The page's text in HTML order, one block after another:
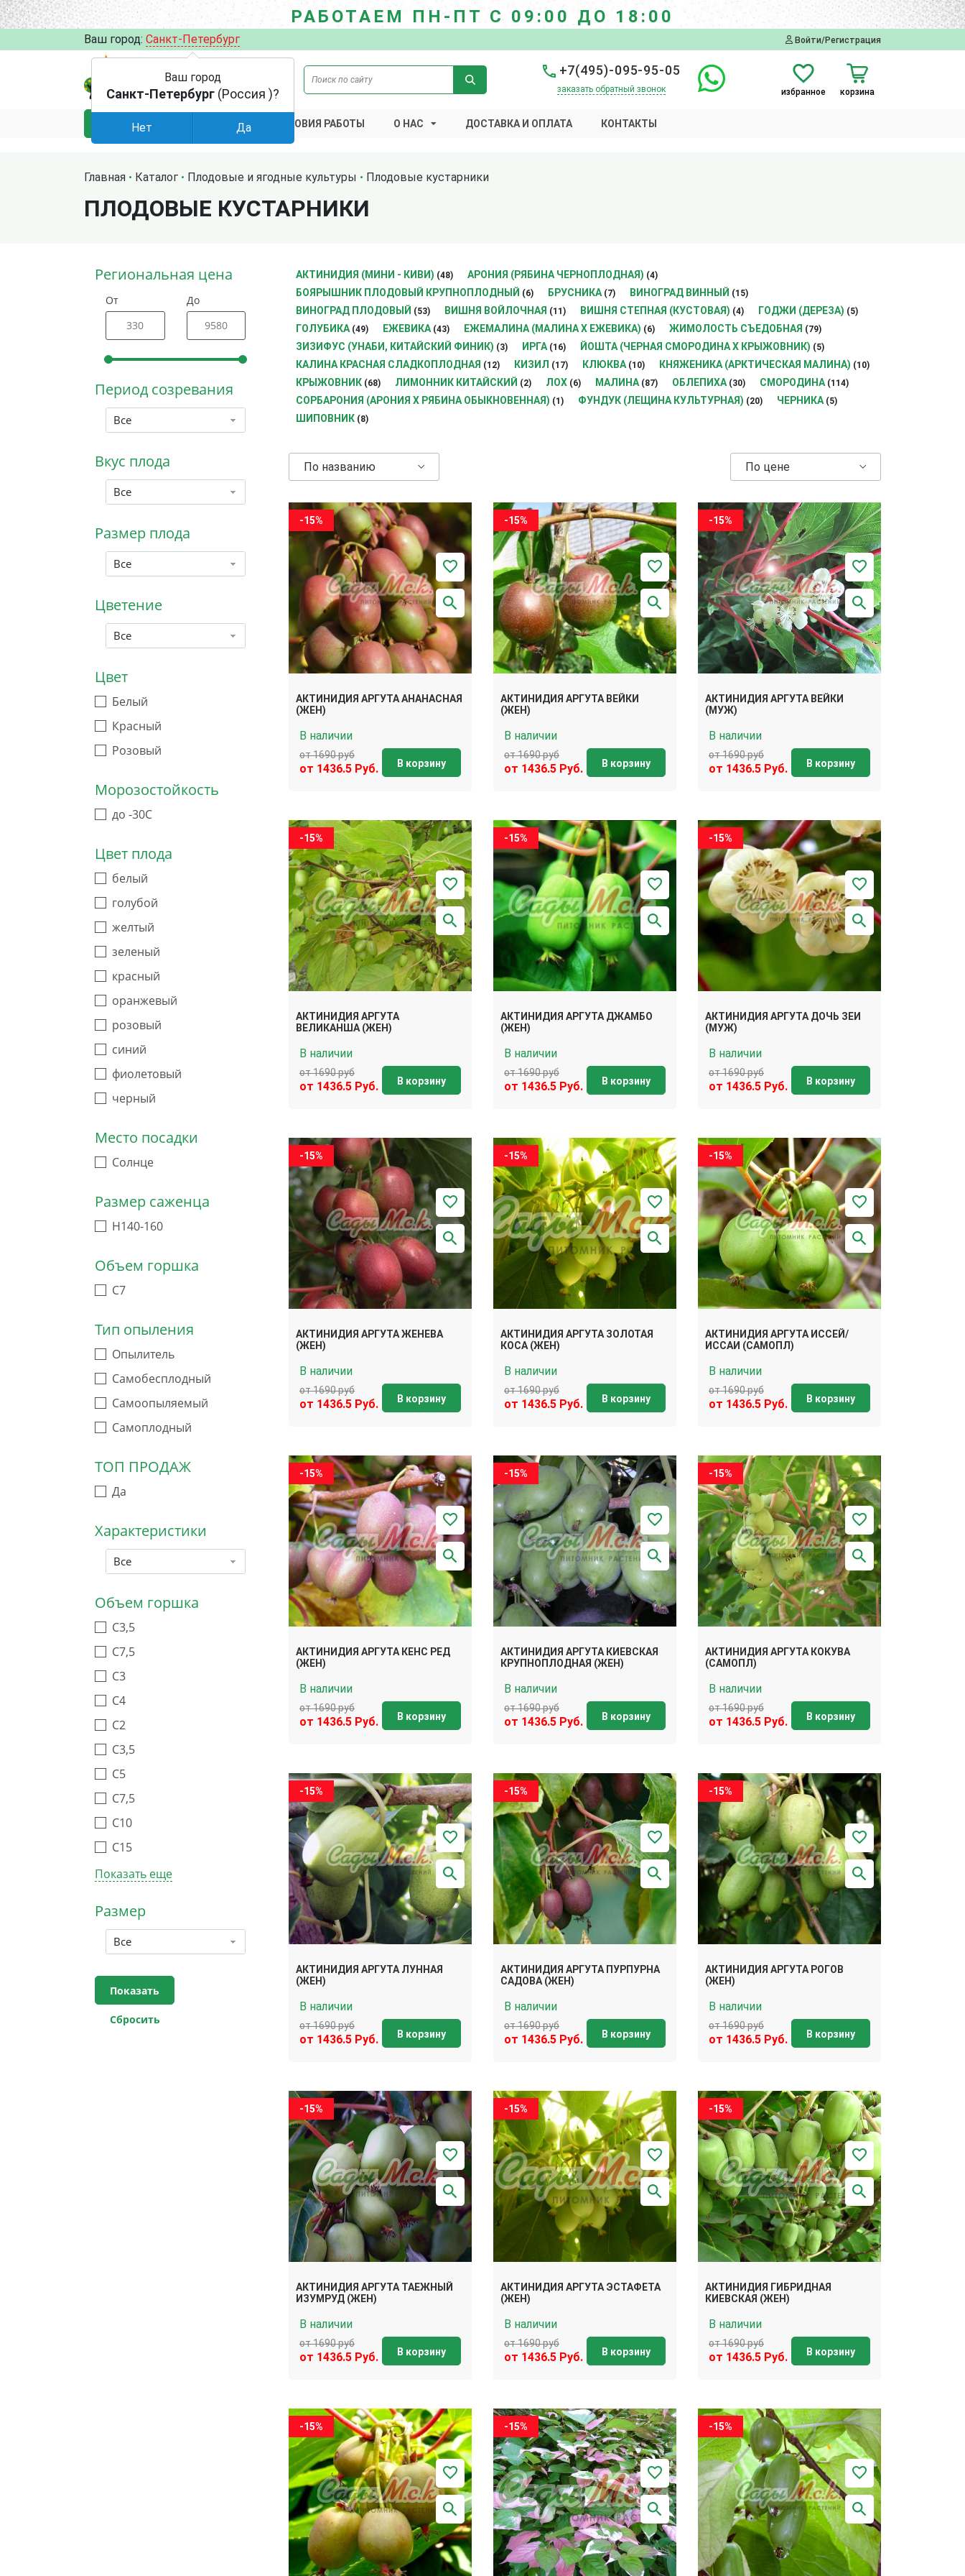
РАБОТАЕМ ПН-ПТ С 09:00 ДО 18:00
Ваш город: Санкт-Петербург Войти/Регистрация
+7(495)-095-95-05
заказать обратный звонок избранное корзина
КАТАЛОГ АКЦИИ УСЛОВИЯ РАБОТЫ О НАС ДОСТАВКА И ОПЛАТА КОНТАКТЫ
Главная Каталог Плодовые и ягодные культуры Плодовые кустарники
ПЛОДОВЫЕ КУСТАРНИКИ
Региональная цена
От До
Период созревания
Все
Вкус плода
Все
Размер плода
Все
Цветение
Все
Цвет
Белый
Красный
Розовый
Морозостойкость
до -30C
Цвет плода
белый
голубой
желтый
зеленый
красный
оранжевый
розовый
синий
фиолетовый
черный
Место посадки
Солнце
Размер саженца
H140-160
Объем горшка
C7
Тип опыления
Опылитель
Самобесплодный
Самоопыляемый
Самоплодный
ТОП ПРОДАЖ
Да
Характеристики
Все
Объем горшка
C3,5
C7,5
С3
С4
С2
С3,5
С5
С7,5
С10
С15
Показать еще
Размер
Все
АКТИНИДИЯ (МИНИ - КИВИ) (48) АРОНИЯ (РЯБИНА ЧЕРНОПЛОДНАЯ) (4)
БОЯРЫШНИК ПЛОДОВЫЙ КРУПНОПЛОДНЫЙ (6) БРУСНИКА (7) ВИНОГРАД ВИННЫЙ (15)
ВИНОГРАД ПЛОДОВЫЙ (53) ВИШНЯ ВОЙЛОЧНАЯ (11) ВИШНЯ СТЕПНАЯ (КУСТОВАЯ) (4) ГОДЖИ (ДЕРЕЗА) (5)
ГОЛУБИКА (49) ЕЖЕВИКА (43) ЕЖЕМАЛИНА (МАЛИНА Х ЕЖЕВИКА) (6) ЖИМОЛОСТЬ СЪЕДОБНАЯ (79)
ЗИЗИФУС (УНАБИ, КИТАЙСКИЙ ФИНИК) (3) ИРГА (16) ЙОШТА (ЧЕРНАЯ СМОРОДИНА Х КРЫЖОВНИК) (5)
КАЛИНА КРАСНАЯ СЛАДКОПЛОДНАЯ (12) КИЗИЛ (17) КЛЮКВА (10) КНЯЖЕНИКА (АРКТИЧЕСКАЯ МАЛИНА) (10)
КРЫЖОВНИК (68) ЛИМОННИК КИТАЙСКИЙ (2) ЛОХ (6) МАЛИНА (87) ОБЛЕПИХА (30) СМОРОДИНА (114)
СОРБАРОНИЯ (АРОНИЯ Х РЯБИНА ОБЫКНОВЕННАЯ) (1) ФУНДУК (ЛЕЩИНА КУЛЬТУРНАЯ) (20) ЧЕРНИКА (5)
ШИПОВНИК (8)
По названию По цене
-15%
АКТИНИДИЯ АРГУТА АНАНАСНАЯ
(ЖЕН)
В наличии
от 1690 руб
от 1436.5 Руб. В корзину
-15%
АКТИНИДИЯ АРГУТА ВЕЙКИ
(ЖЕН)
В наличии
от 1690 руб
от 1436.5 Руб. В корзину
-15%
АКТИНИДИЯ АРГУТА ВЕЙКИ
(МУЖ)
В наличии
от 1690 руб
от 1436.5 Руб. В корзину
-15%
АКТИНИДИЯ АРГУТА
ВЕЛИКАНША (ЖЕН)
В наличии
от 1690 руб
от 1436.5 Руб. В корзину
-15%
АКТИНИДИЯ АРГУТА ДЖАМБО
(ЖЕН)
В наличии
от 1690 руб
от 1436.5 Руб. В корзину
-15%
АКТИНИДИЯ АРГУТА ДОЧЬ ЗЕИ
(МУЖ)
В наличии
от 1690 руб
от 1436.5 Руб. В корзину
-15%
АКТИНИДИЯ АРГУТА ЖЕНЕВА
(ЖЕН)
В наличии
от 1690 руб
от 1436.5 Руб. В корзину
-15%
АКТИНИДИЯ АРГУТА ЗОЛОТАЯ
КОСА (ЖЕН)
В наличии
от 1690 руб
от 1436.5 Руб. В корзину
-15%
АКТИНИДИЯ АРГУТА ИССЕЙ/
ИССАИ (САМОПЛ)
В наличии
от 1690 руб
от 1436.5 Руб. В корзину
-15%
АКТИНИДИЯ АРГУТА КЕНС РЕД
(ЖЕН)
В наличии
от 1690 руб
от 1436.5 Руб. В корзину
-15%
АКТИНИДИЯ АРГУТА КИЕВСКАЯ
КРУПНОПЛОДНАЯ (ЖЕН)
В наличии
от 1690 руб
от 1436.5 Руб. В корзину
-15%
АКТИНИДИЯ АРГУТА КОКУВА
(САМОПЛ)
В наличии
от 1690 руб
от 1436.5 Руб. В корзину
-15%
АКТИНИДИЯ АРГУТА ЛУННАЯ
(ЖЕН)
В наличии
от 1690 руб
от 1436.5 Руб. В корзину
-15%
АКТИНИДИЯ АРГУТА ПУРПУРНА
САДОВА (ЖЕН)
В наличии
от 1690 руб
от 1436.5 Руб. В корзину
-15%
АКТИНИДИЯ АРГУТА РОГОВ
(ЖЕН)
В наличии
от 1690 руб
от 1436.5 Руб. В корзину
-15%
АКТИНИДИЯ АРГУТА ТАЕЖНЫЙ
ИЗУМРУД (ЖЕН)
В наличии
от 1690 руб
от 1436.5 Руб. В корзину
-15%
АКТИНИДИЯ АРГУТА ЭСТАФЕТА
(ЖЕН)
В наличии
от 1690 руб
от 1436.5 Руб. В корзину
-15%
АКТИНИДИЯ ГИБРИДНАЯ
КИЕВСКАЯ (ЖЕН)
В наличии
от 1690 руб
от 1436.5 Руб. В корзину
-15% -15% -15%
Ваш город
Санкт-Петербург (Россия )?
Нет Да